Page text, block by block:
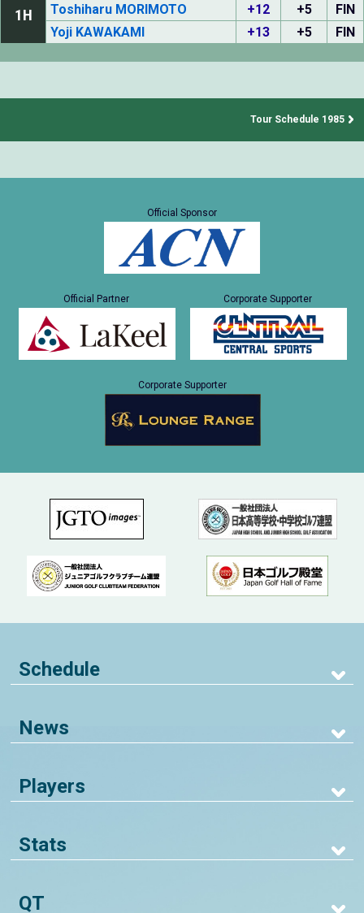
1H
Toshiharu MORIMOTO
+12 +5
FIN
Yoji KAWAKAMI
+13 +5 FIN
Tour Schedule 1985
Official Sponsor
Official Partner Corporate Supporter
Corporate Supporter
Schedule
News
Players
Stats
QT